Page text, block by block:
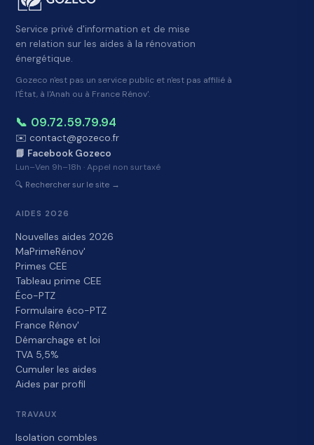
Service privé d'information et de mise
en relation sur les aides à la rénovation
énergétique.
Gozeco n'est pas un service public et n'est pas affilié à
l'État, à l'Anah ou à France Rénov'.
📞 09.72.59.79.94
✉️ contact@gozeco.fr
📘 Facebook Gozeco
Lun–Ven 9h–18h · Appel non surtaxé
🔍 Rechercher sur le site →
AIDES 2026
Nouvelles aides 2026
MaPrimeRénov'
Primes CEE
Tableau prime CEE
Éco-PTZ
Formulaire éco-PTZ
France Rénov'
Démarchage et loi
TVA 5,5%
Cumuler les aides
Aides par profil
TRAVAUX
Isolation combles